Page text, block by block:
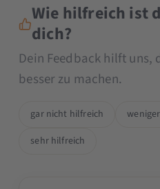
Wie hilfreich ist
dich?
Dein Feedback hilft uns,
besser zu machen.
gar nicht hilfreich
sehr hilfreich